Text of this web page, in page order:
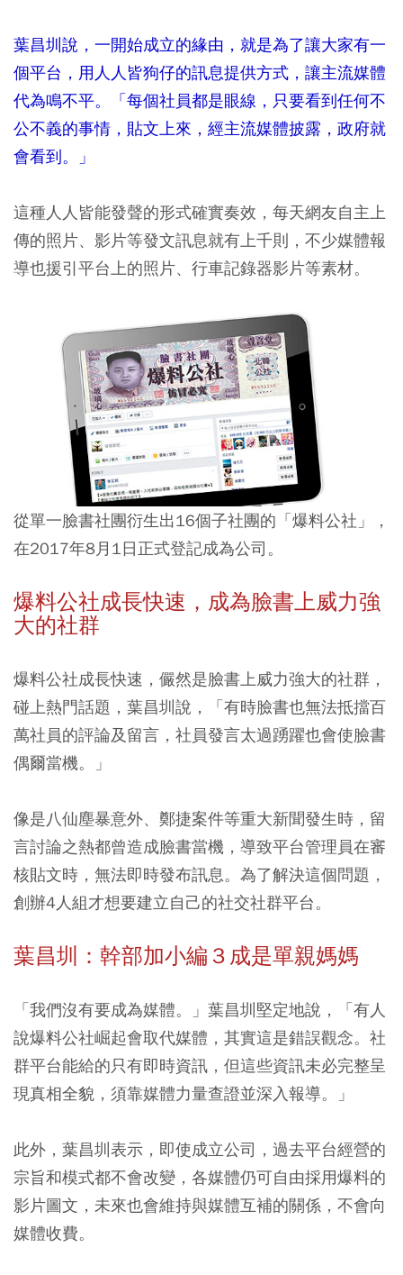
葉昌圳說，一開始成立的緣由，就是為了讓大家有一
個平台，用人人皆狗仔的訊息提供方式，讓主流媒體
代為鳴不平。「每個社員都是眼線，只要看到任何不
公不義的事情，貼文上來，經主流媒體披露，政府就
會看到。」
這種人人皆能發聲的形式確實奏效，每天網友自主上
傳的照片、影片等發文訊息就有上千則，不少媒體報
導也援引平台上的照片、行車記錄器影片等素材。
從單一臉書社團衍生出16個子社團的「爆料公社」，
在2017年8月1日正式登記成為公司。
爆料公社成長快速，成為臉書上威力強
大的社群
爆料公社成長快速，儼然是臉書上威力強大的社群，
碰上熱門話題，葉昌圳說，「有時臉書也無法抵擋百
萬社員的評論及留言，社員發言太過踴躍也會使臉書
偶爾當機。」
像是八仙塵暴意外、鄭捷案件等重大新聞發生時，留
言討論之熱都曾造成臉書當機，導致平台管理員在審
核貼文時，無法即時發布訊息。為了解決這個問題，
創辦4人組才想要建立自己的社交社群平台。
葉昌圳：幹部加小編３成是單親媽媽
「我們沒有要成為媒體。」葉昌圳堅定地說，「有人
說爆料公社崛起會取代媒體，其實這是錯誤觀念。社
群平台能給的只有即時資訊，但這些資訊未必完整呈
現真相全貌，須靠媒體力量查證並深入報導。」
此外，葉昌圳表示，即使成立公司，過去平台經營的
宗旨和模式都不會改變，各媒體仍可自由採用爆料的
影片圖文，未來也會維持與媒體互補的關係，不會向
媒體收費。